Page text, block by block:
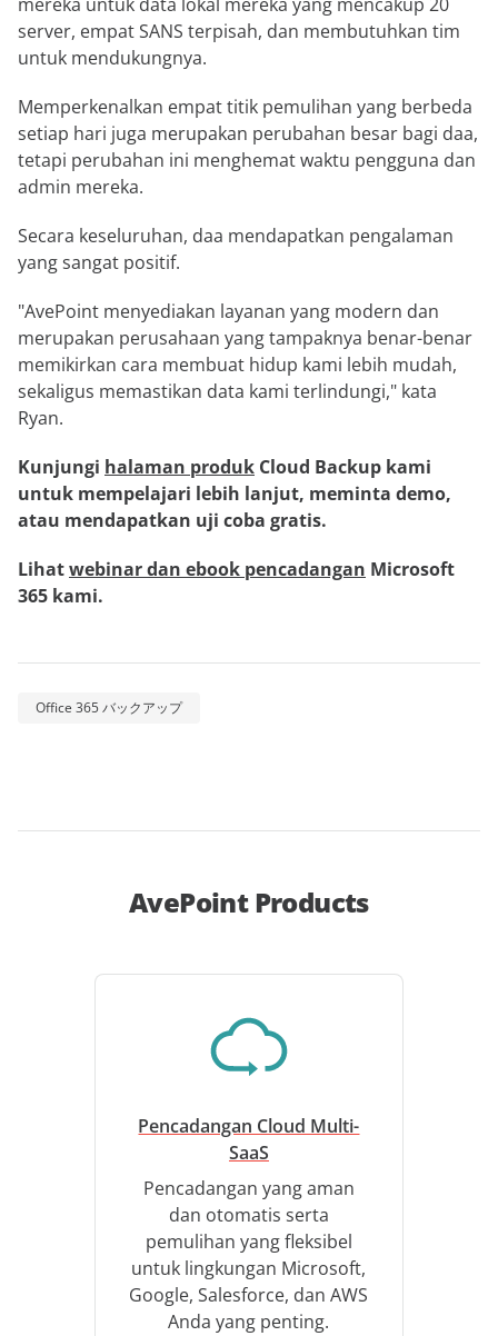
server, empat SANS terpisah, dan membutuhkan tim
untuk mendukungnya.
Memperkenalkan empat titik pemulihan yang berbeda
setiap hari juga merupakan perubahan besar bagi daa,
tetapi perubahan ini menghemat waktu pengguna dan
admin mereka.
Secara keseluruhan, daa mendapatkan pengalaman
yang sangat positif.
"AvePoint menyediakan layanan yang modern dan
merupakan perusahaan yang tampaknya benar-benar
memikirkan cara membuat hidup kami lebih mudah,
sekaligus memastikan data kami terlindungi," kata
Ryan.
Kunjungi halaman produk Cloud Backup kami
untuk mempelajari lebih lanjut, meminta demo,
atau mendapatkan uji coba gratis.
Lihatwebinar dan ebook pencadangan Microsoft
365 kami.
Office 365 バックアップ
AvePoint Products
Pencadangan Cloud Multi-
SaaS
Pencadangan yang aman
dan otomatis serta
pemulihan yang fleksibel
untuk lingkungan Microsoft,
Google, Salesforce, dan AWS
Anda yang penting.